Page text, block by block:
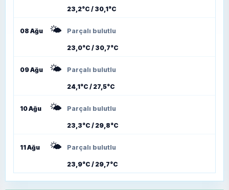
23,2°C / 30,1°C
08 Ağu 🌤️ Parçalı bulutlu
23,0°C / 30,7°C
09 Ağu 🌤️ Parçalı bulutlu
24,1°C / 27,5°C
10 Ağu 🌤️ Parçalı bulutlu
23,3°C / 29,8°C
11 Ağu 🌤️ Parçalı bulutlu
23,9°C / 29,7°C